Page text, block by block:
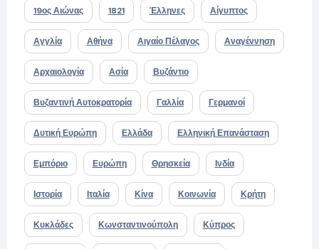
19ος Αιώνας 1821 Έλληνες Αίγυπτος
Αγγλία Αθήνα Αιγαίο Πέλαγος Αναγέννηση
Αρχαιολογία Ασία Βυζάντιο
Βυζαντινή Αυτοκρατορία Γαλλία Γερμανοί
Δυτική Ευρώπη Ελλάδα Ελληνική Επανάσταση
Εμπόριο Ευρώπη Θρησκεία Ινδία
Ιστορία Ιταλία Κίνα Κοινωνία Κρήτη
Κυκλάδες Κωνσταντινούπολη Κύπρος